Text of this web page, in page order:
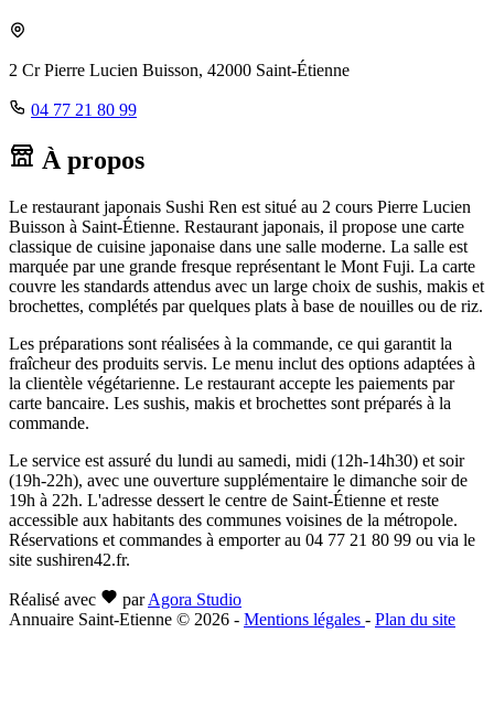
2 Cr Pierre Lucien Buisson, 42000 Saint-Étienne
04 77 21 80 99
À propos
Le restaurant japonais Sushi Ren est situé au 2 cours Pierre Lucien
Buisson à Saint-Étienne. Restaurant japonais, il propose une carte
classique de cuisine japonaise dans une salle moderne. La salle est
marquée par une grande fresque représentant le Mont Fuji. La carte
couvre les standards attendus avec un large choix de sushis, makis et
brochettes, complétés par quelques plats à base de nouilles ou de riz.
Les préparations sont réalisées à la commande, ce qui garantit la
fraîcheur des produits servis. Le menu inclut des options adaptées à
la clientèle végétarienne. Le restaurant accepte les paiements par
carte bancaire. Les sushis, makis et brochettes sont préparés à la
commande.
Le service est assuré du lundi au samedi, midi (12h-14h30) et soir
(19h-22h), avec une ouverture supplémentaire le dimanche soir de
19h à 22h. L'adresse dessert le centre de Saint-Étienne et reste
accessible aux habitants des communes voisines de la métropole.
Réservations et commandes à emporter au 04 77 21 80 99 ou via le
site sushiren42.fr.
Réalisé avec par Agora Studio
Annuaire Saint-Etienne © 2026 - Mentions légales - Plan du site